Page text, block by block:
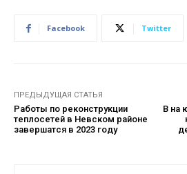
Facebook Twitter
ПРЕДЫДУЩАЯ СТАТЬЯ
Работы по реконструкции
теплосетей в Невском районе
завершатся в 2023 году
В на